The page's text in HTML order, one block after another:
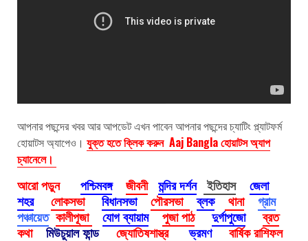
আপনার পছন্দের খবর আর আপডেট এখন পাবেন আপনার পছন্দের চ্যাটিং প্ল্যাটফর্ম
হোয়াটস অ্যাপেও। যুক্ত হতে ক্লিক করুন Aaj Bangla হোয়াটস অ্যাপ
চ্যানেলে।
আরো পড়ুন পশ্চিমবঙ্গ জীবনী মন্দির দর্শন ইতিহাস
জেলা
শহর
লোকসভা বিধানসভা পৌরসভা ব্লক থানা
গ্রাম
পঞ্চায়েত কালীপূজা যোগ ব্যায়াম পুজা পাঠ দুর্গাপুজো
ব্রত
কথা
মিউচুয়াল ফান্ড জ্যোতিষশাস্ত্র ভ্রমণ
বার্ষিক রাশিফল